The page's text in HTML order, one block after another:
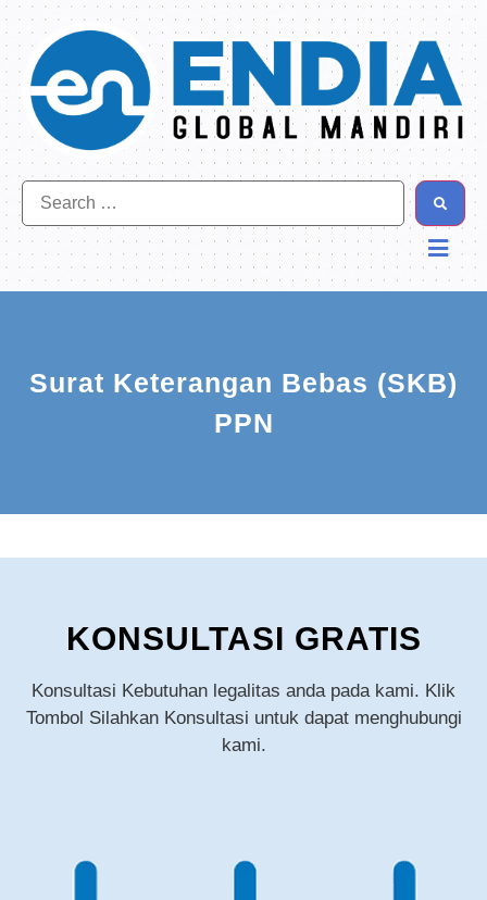
Surat Keterangan Bebas (SKB)
PPN
KONSULTASI GRATIS
Konsultasi Kebutuhan legalitas anda pada kami. Klik
Tombol Silahkan Konsultasi untuk dapat menghubungi
kami.